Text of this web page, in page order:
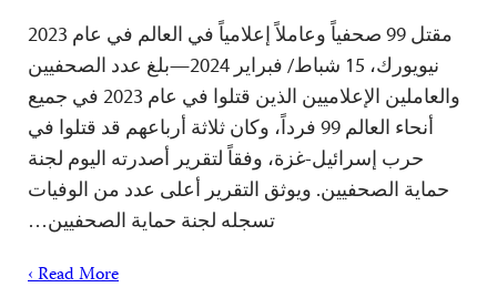
مقتل 99 صحفياً وعاملاً إعلامياً في العالم في عام 2023
نيويورك، 15 شباط/ فبراير 2024—بلغ عدد الصحفيين
والعاملين الإعلاميين الذين قتلوا في عام 2023 في جميع
أنحاء العالم 99 فرداً، وكان ثلاثة أرباعهم قد قتلوا في
حرب إسرائيل-غزة، وفقاً لتقرير أصدرته اليوم لجنة
حماية الصحفيين. ويوثق التقرير أعلى عدد من الوفيات
تسجله لجنة حماية الصحفيين…
Read More ›